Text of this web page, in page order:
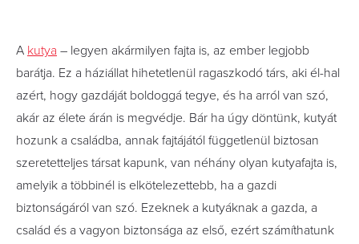
A kutya – legyen akármilyen fajta is, az ember legjobb
barátja. Ez a háziállat hihetetlenül ragaszkodó társ, aki él-hal
azért, hogy gazdáját boldoggá tegye, és ha arról van szó,
akár az élete árán is megvédje. Bár ha úgy döntünk, kutyát
hozunk a családba, annak fajtájától függetlenül biztosan
szeretetteljes társat kapunk, van néhány olyan kutyafajta is,
amelyik a többinél is elkötelezettebb, ha a gazdi
biztonságáról van szó. Ezeknek a kutyáknak a gazda, a
család és a vagyon biztonsága az első, ezért számíthatunk